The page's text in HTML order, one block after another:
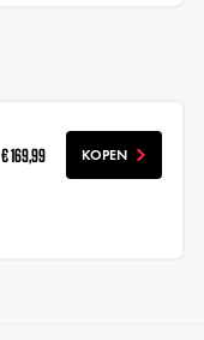
€ 169,99 KOPEN